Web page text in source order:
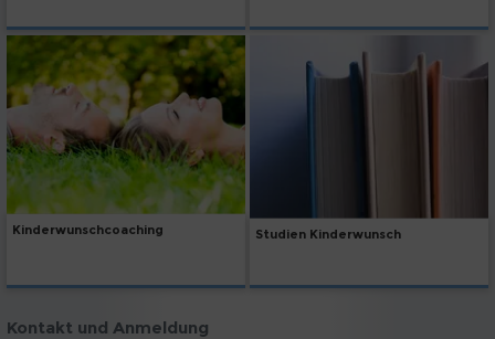
Kinderwunschcoaching Studien Kinderwunsch
Kontakt und Anmeldung